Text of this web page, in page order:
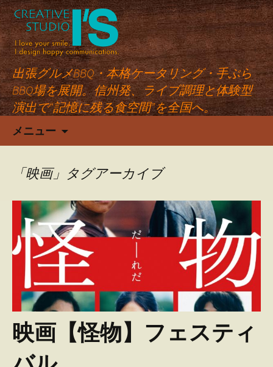
出張グルメBBQ・本格ケータリング・手ぶら
BBQ場を展開。信州発、ライブ調理と体験型
演出で“記憶に残る食空間”を全国へ。
メニュー
ン
ツ
へ
ス
キ
ッ
「映画」タグアーカイブ
映画【怪物】フェスティ